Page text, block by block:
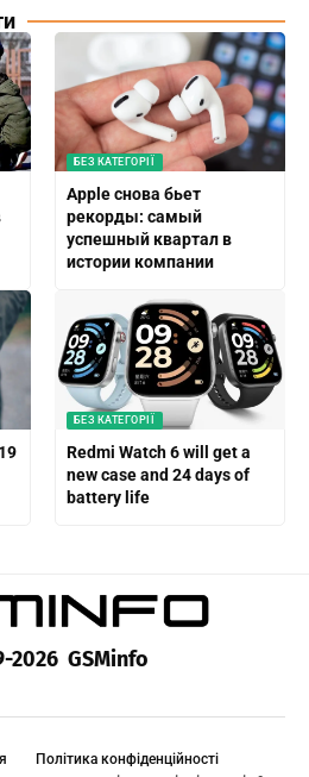
БЕЗ КАТЕГОРІЇ
Apple снова бьет
рекорды: самый
успешный квартал в
истории компании
БЕЗ КАТЕГОРІЇ
Redmi Watch 6 will get a
new case and 24 days of
battery life
2026 GSMinfo
Політика конфіденційності